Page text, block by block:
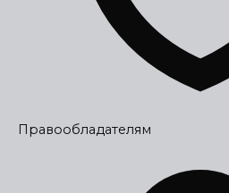
Правообладателям